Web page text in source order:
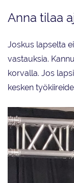
Anna tilaa
Joskus lapselta
vastauksia.
korvalla. Jos
kesken